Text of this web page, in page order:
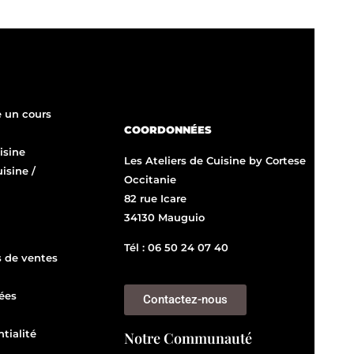
un cours
/
de ventes
COORDONNÉES
Les Ateliers de Cuisine by Cortese
Occitanie
82 rue Icare
34130 Mauguio
Tél : 06 50 24 07 40
Contactez-nous
Notre Communauté